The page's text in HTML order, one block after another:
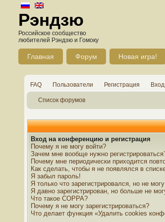
Рэндзю
Российское сообщество
любителей Рэндзю и Гомоку
Главная Форум Новая игра!
FAQ Пользователи Регистрация Вход
Список форумов
Вход на конференцию и регистрация
Почему я не могу войти?
Зачем мне вообще нужно
Почему мне периодически приходится
Как сделать, чтобы я не появлялся в
Я забыл пароль!
Я только что зарегистрировался, но не
Я давно зарегистрирован, но больше не
Что такое COPPA?
Почему я не могу зарегистрироваться?
Что делает функция «Удалить cookies